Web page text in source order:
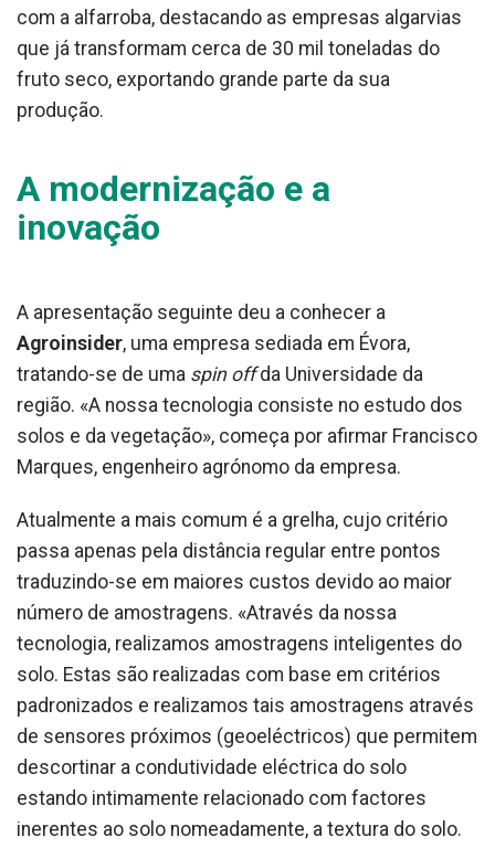
com a alfarroba, destacando as empresas algarvias
que já transformam cerca de 30 mil toneladas do
fruto seco, exportando grande parte da sua
produção.
A modernização e a
inovação
A apresentação seguinte deu a conhecer a
Agroinsider, uma empresa sediada em Évora,
tratando-se de uma spin offda Universidade da
região. «A nossa tecnologia consiste no estudo dos
solos e da vegetação», começa por afirmar Francisco
Marques, engenheiro agrónomo da empresa.
Atualmente a mais comum é a grelha, cujo critério
passa apenas pela distância regular entre pontos
traduzindo-se em maiores custos devido ao maior
número de amostragens. «Através da nossa
tecnologia, realizamos amostragens inteligentes do
solo. Estas são realizadas com base em critérios
padronizados e realizamos tais amostragens através
de sensores próximos (geoeléctricos) que permitem
descortinar a condutividade eléctrica do solo
estando intimamente relacionado com factores
inerentes ao solo nomeadamente, a textura do solo.